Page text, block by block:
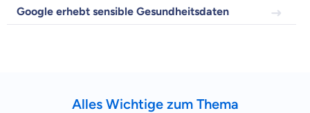
Google erhebt sensible Gesundheitsdaten
Alles Wichtige zum Thema
Versicherungsprodukt wählen